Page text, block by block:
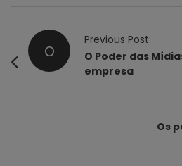
O
Previous Post:
O Poder das
empresa
Os